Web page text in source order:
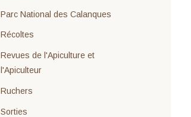
Parc National des Calanques
Récoltes
Revues de l'Apiculture et
l'Apiculteur
Ruchers
Sorties